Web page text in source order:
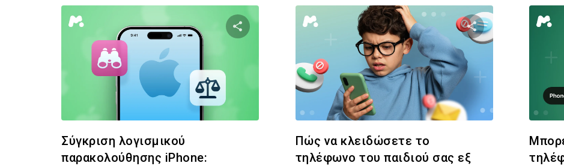
Κοινοποιήστε αυτό το άρθρο
Αντιγραφή Συνδέσμου
Σύγκριση λογισμικού
παρακολούθησης iPhone:
Κοινοποιήστε αυτό
Twitter
Πώς να κλειδώσετε το
τηλέφωνο του παιδιού σας εξ